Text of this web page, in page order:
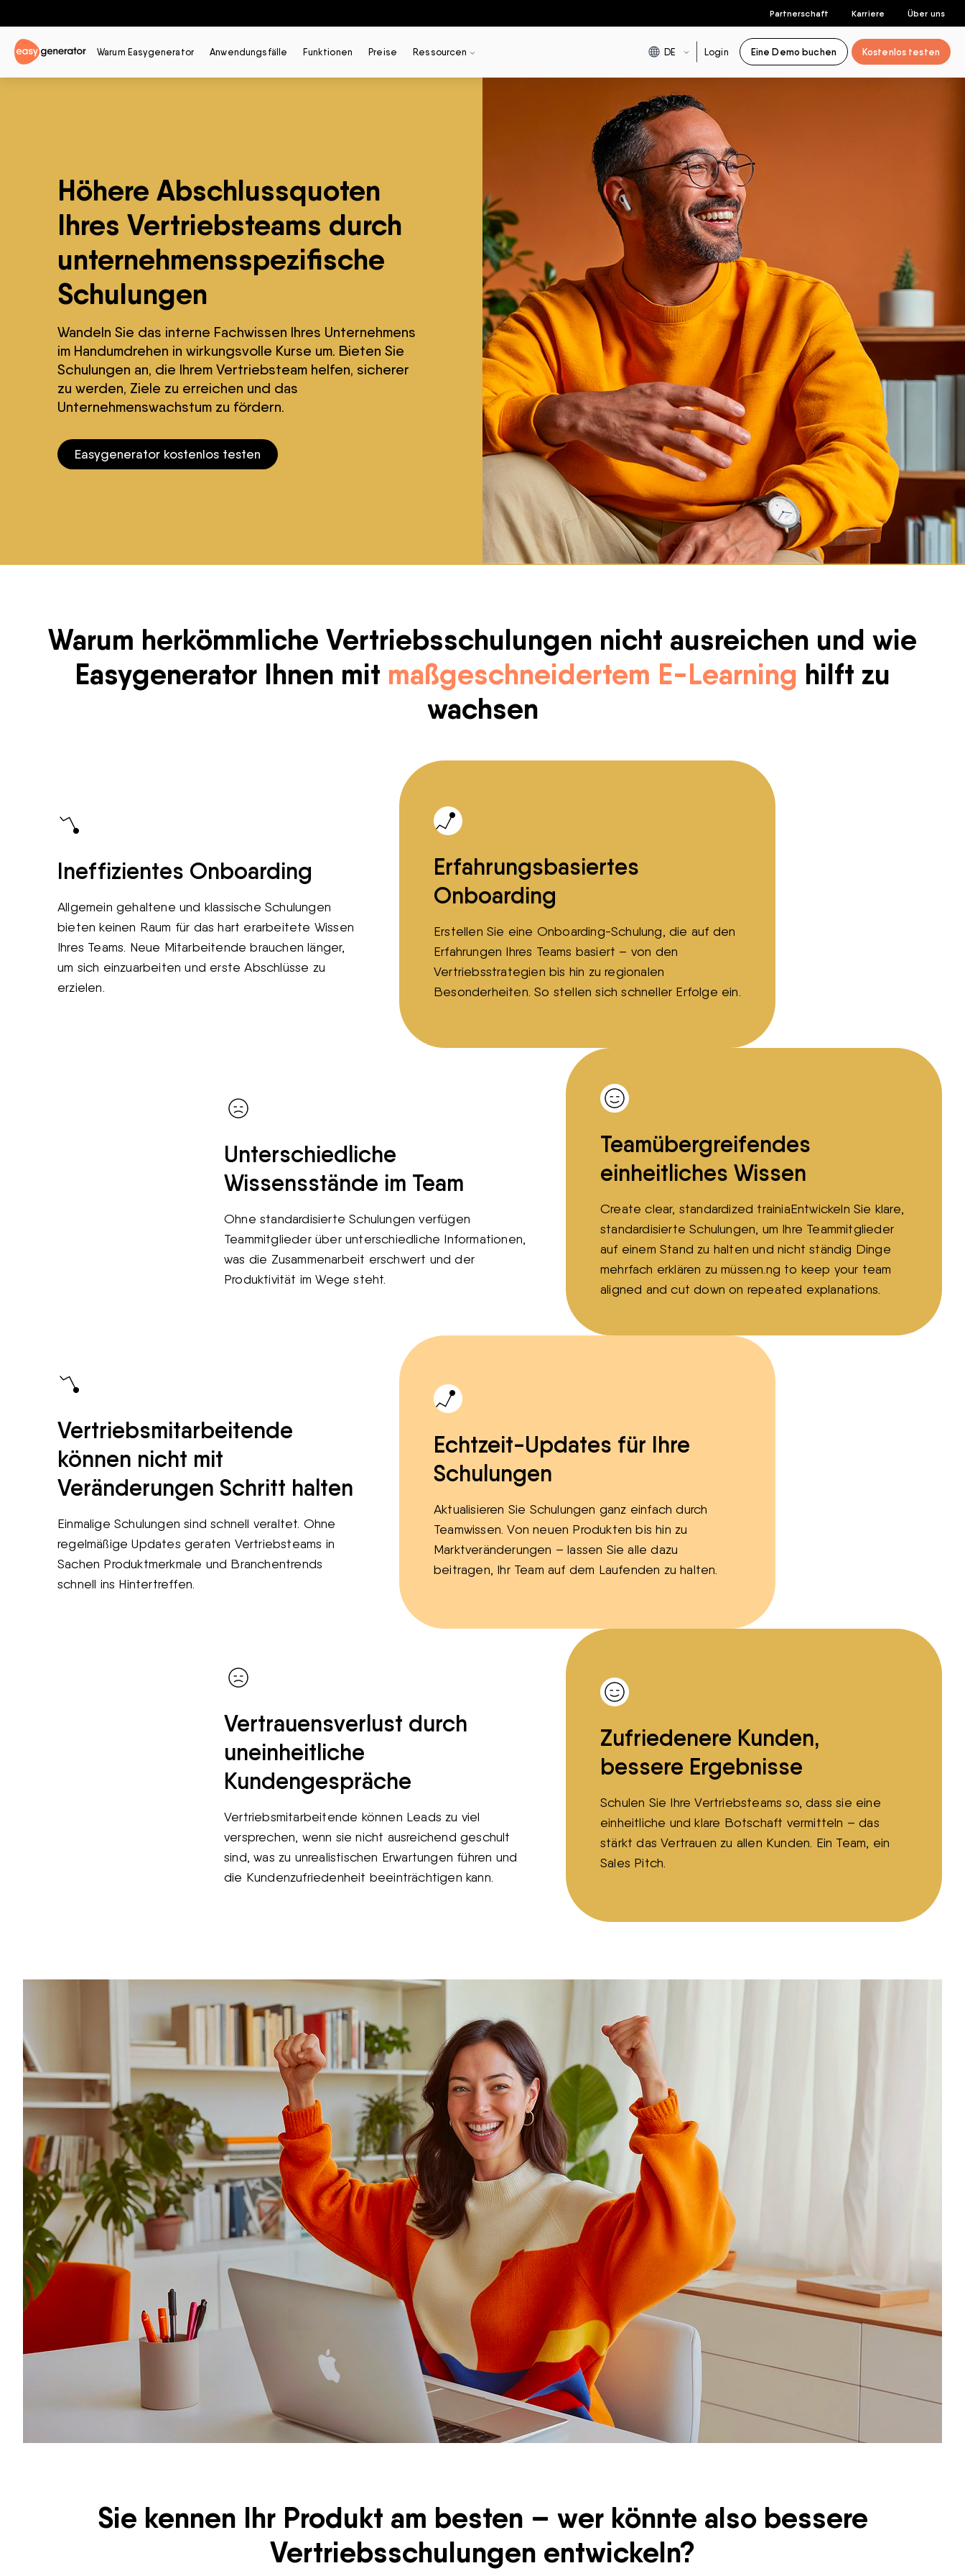
Partnerschaft Karriere Über uns
Warum Easygenerator Anwendungsfälle Funktionen Preise Ressourcen DE Login Eine Demo buchen Kostenlos testen
Höhere Abschlussquoten
Ihres Vertriebsteams durch
unternehmensspezifische
Schulungen
Wandeln Sie das interne Fachwissen Ihres Unternehmens
im Handumdrehen in wirkungsvolle Kurse um. Bieten Sie
Schulungen an, die Ihrem Vertriebsteam helfen, sicherer
zu werden, Ziele zu erreichen und das
Unternehmenswachstum zu fördern.
Easygenerator kostenlos testen
Warum herkömmliche Vertriebsschulungen nicht ausreichen und wie
Easygenerator Ihnen mit maßgeschneidertem E-Learning hilft zu
wachsen
Ineffizientes Onboarding
Allgemein gehaltene und klassische Schulungen
bieten keinen Raum für das hart erarbeitete Wissen
Ihres Teams. Neue Mitarbeitende brauchen länger,
um sich einzuarbeiten und erste Abschlüsse zu
erzielen.
Erfahrungsbasiertes
Onboarding
Erstellen Sie eine Onboarding-Schulung, die auf den
Erfahrungen Ihres Teams basiert – von den
Vertriebsstrategien bis hin zu regionalen
Besonderheiten. So stellen sich schneller Erfolge ein.
Unterschiedliche
Wissensstände im Team
Ohne standardisierte Schulungen verfügen
Teammitglieder über unterschiedliche Informationen,
was die Zusammenarbeit erschwert und der
Produktivität im Wege steht.
Teamübergreifendes
einheitliches Wissen
Create clear, standardized trainiaEntwickeln Sie klare,
standardisierte Schulungen, um Ihre Teammitglieder
auf einem Stand zu halten und nicht ständig Dinge
mehrfach erklären zu müssen.ng to keep your team
aligned and cut down on repeated explanations.
Vertriebsmitarbeitende
können nicht mit
Veränderungen Schritt halten
Einmalige Schulungen sind schnell veraltet. Ohne
regelmäßige Updates geraten Vertriebsteams in
Sachen Produktmerkmale und Branchentrends
schnell ins Hintertreffen.
Echtzeit-Updates für Ihre
Schulungen
Aktualisieren Sie Schulungen ganz einfach durch
Teamwissen. Von neuen Produkten bis hin zu
Marktveränderungen – lassen Sie alle dazu
beitragen, Ihr Team auf dem Laufenden zu halten.
Vertrauensverlust durch
uneinheitliche
Kundengespräche
Vertriebsmitarbeitende können Leads zu viel
versprechen, wenn sie nicht ausreichend geschult
sind, was zu unrealistischen Erwartungen führen und
die Kundenzufriedenheit beeinträchtigen kann.
Zufriedenere Kunden,
bessere Ergebnisse
Schulen Sie Ihre Vertriebsteams so, dass sie eine
einheitliche und klare Botschaft vermitteln – das
stärkt das Vertrauen zu allen Kunden. Ein Team, ein
Sales Pitch.
Sie kennen Ihr Produkt am besten – wer könnte also bessere
Vertriebsschulungen entwickeln?